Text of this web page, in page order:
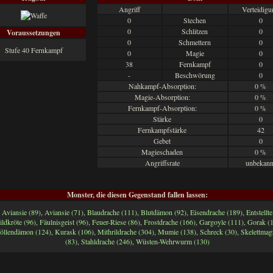
Voraussetzungen
Stufe 40 Fernkampf
Angriff
0
Stechen
0
0
Schlitzen
0
0
Schmettern
0
0
Magie
0
38
Fernkampf
0
-
Beschwörung
0
Nahkampf-Absorption:
0 %
Magie-Absorption:
0 %
Fernkampf-Absorption:
0 %
Stärke
0
Fernkampfstärke
42
Gebet
0
Magieschaden
0 %
Angriffsrate
Monster, die diesen Gegenstand fallen lassen:
Aviansie (89) Aviansie (71) Blaudrache (111) Blutdämon (92) Eisendrache (189) Entstellte
(96) Fäulnisgeist (96) Feuer-Riese (86) Frostdrache (166) Gargoyle (111) Gorak
(124) Kurask (106) Mithrildrache (304) Mumie (138) Schreck (30)
(83), Stahldrache (246), Wüsten-Wehrwurm (130)